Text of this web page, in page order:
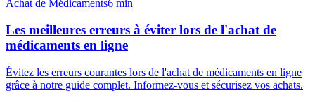
Achat de Médicaments6 min
Les meilleures erreurs à éviter lors de l'achat de
médicaments en ligne
Évitez les erreurs courantes lors de l'achat de médicaments en ligne
grâce à notre guide complet. Informez-vous et sécurisez vos achats.